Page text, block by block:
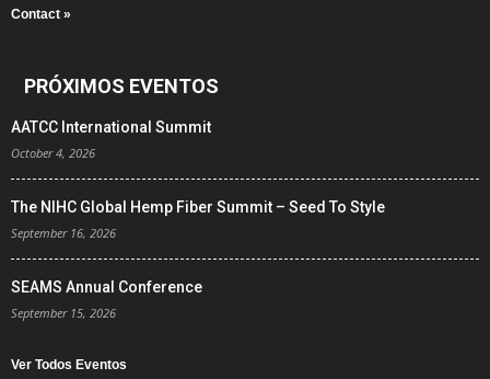
Contact »
PRÓXIMOS EVENTOS
AATCC International Summit
October 4, 2026
The NIHC Global Hemp Fiber Summit – Seed To Style
September 16, 2026
SEAMS Annual Conference
September 15, 2026
Ver Todos Eventos